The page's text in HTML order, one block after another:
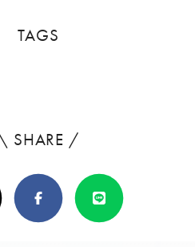
TAGS
SHARE /
ろ
し
け
FacebookLine